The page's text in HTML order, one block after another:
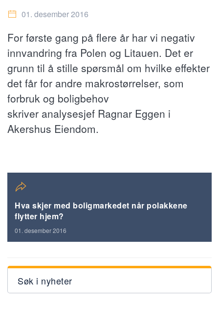
01. desember 2016
For første gang på flere år har vi negativ
innvandring fra Polen og Litauen. Det er
grunn til å stille spørsmål om hvilke effekter
det får for andre makrostørrelser, som
forbruk og boligbehov
skriver analysesjef Ragnar Eggen i
Akershus Eiendom.
Hva skjer med boligmarkedet når polakkene
flytter hjem?
01. desember 2016
Søk i nyheter